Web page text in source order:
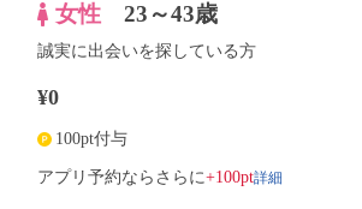
女性 23～43歳
誠実に出会いを探している方
¥0
100pt付与
アプリ予約ならさらに+100pt詳細